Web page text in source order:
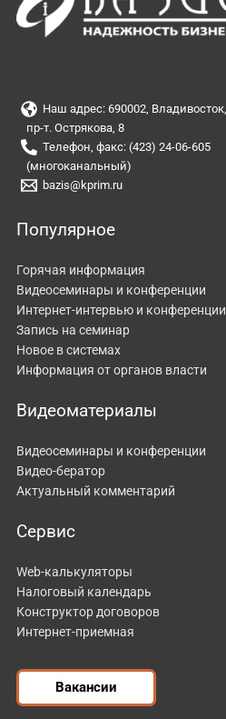
Наш адрес: 690002, Владивосток,
пр-т. Острякова, 8
Телефон, факс: (423) 24-06-605
(многоканальный)
bazis@kprim.ru
Популярное
Горячая информация
Видеосеминары и конференции
Интернет-интервью и конференции
Запись на семинар
Новое в системах
Информация от органов власти
Видеоматериалы
Видеосеминары и конференции
Видео-бератор
Актуальный комментарий
Сервис
Web-калькуляторы
Налоговый календарь
Конструктор договоров
Интернет-приемная
Вакансии